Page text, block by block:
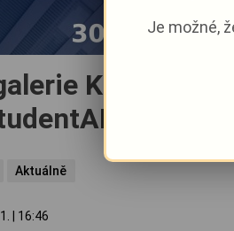
Karlovy
II
Aktuálně
16:46
Je možné,